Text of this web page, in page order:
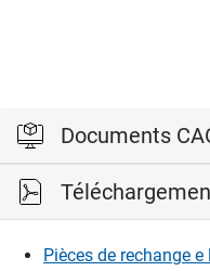
Documents
Veuillez vous connecter
fichiers CAD.
Pièces de rechange